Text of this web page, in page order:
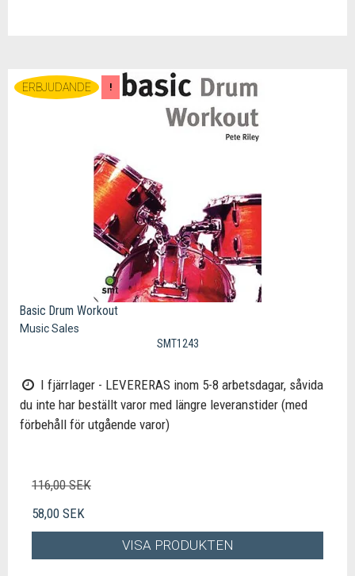
ERBJUDANDE !
Basic Drum Workout
Music Sales
SMT1243
I fjärrlager - LEVERERAS inom 5-8 arbetsdagar, såvida
du inte har beställt varor med längre leveranstider (med
förbehåll för utgående varor)
116,00 SEK
58,00 SEK
VISA PRODUKTEN